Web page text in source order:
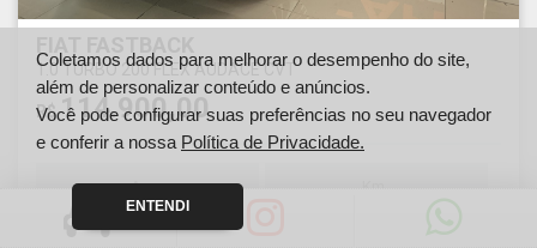
1.0 TURBO 200 FLEX AUDACE CVT
R$114.900,00
Ano
2023
Coletamos dados para melhorar o desempenho do site,
além de personalizar conteúdo e anúncios.
Você pode configurar suas preferências no seu navegador
e conferir a nossa Política de Privacidade.
ENTENDI